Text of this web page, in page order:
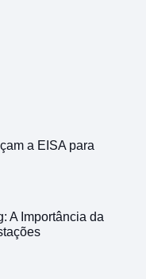
a EISA para
A Importância da